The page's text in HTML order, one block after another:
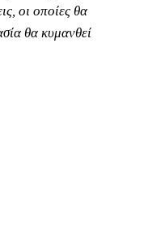
οι οποίες θα
θα κυμανθεί